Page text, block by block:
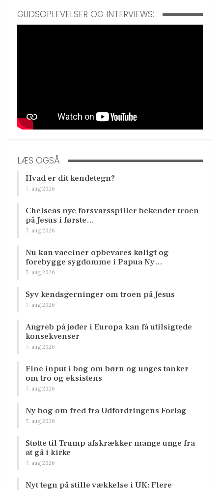
GUDSOPLEVELSER OG INTERVIEWS:
LÆS OGSÅ
Hvad er dit kendetegn?
7. aug 2026
Chelseas nye forsvarsspiller bekender troen
på Jesus i første…
7. aug 2026
Nu kan vacciner opbevares køligt og
forebygge sygdomme i Papua Ny…
7. aug 2026
Syv kendsgerninger om troen på Jesus
7. aug 2026
Angreb på jøder i Europa kan få utilsigtede
konsekvenser
7. aug 2026
Fine input i bog om børn og unges tanker
om tro og eksistens
7. aug 2026
Ny bog om fred fra Udfordringens Forlag
7. aug 2026
Støtte til Trump afskrækker mange unge fra
at gå i kirke
7. aug 2026
Nyt tegn på stille vækkelse i UK: Flere